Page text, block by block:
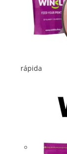
rápida